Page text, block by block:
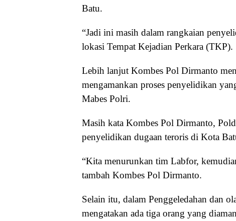
Batu.
“Jadi ini masih dalam rangkaian
lokasi Tempat Kejadian Perkara (TKP).
Lebih lanjut Kombes Pol Dirmanto
mengamankan proses penyelidikan
Mabes Polri.
Masih kata Kombes Pol Dirmanto,
penyelidikan dugaan teroris di Kota
“Kita menurunkan tim Labfor,
tambah Kombes Pol Dirmanto.
Selain itu, dalam Penggeledahan dan
mengatakan ada tiga orang yang